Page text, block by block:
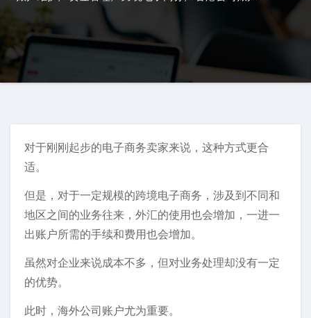
对于刚刚起步的电子商务卖家来说，这种方式更合
适。
但是，对于一定规模的跨境电子商务，涉及到不同和
地区之间的业务往来，外汇的使用也会增加，一进一
出账户所需的手续和费用也会增加。
虽然对企业来说成本不多，但对业务处理却没有一定
的优势。
此时，海外公司账户尤为重要。